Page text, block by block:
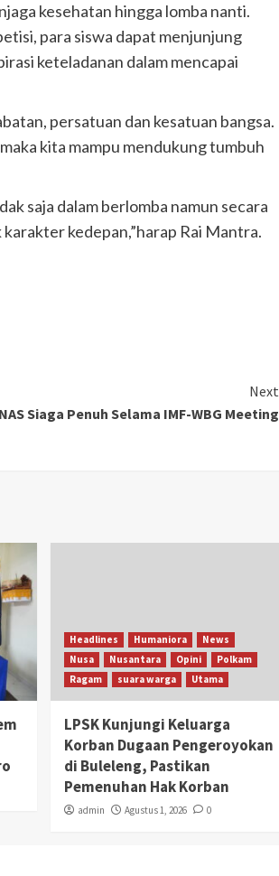
kesehatan hingga lomba nanti.
para siswa dapat menjunjung
keteladanan dalam mencapai
persatuan dan kesatuan bangsa.
kita mampu mendukung tumbuh
saja dalam berlomba namun secara
kedepan,”harap Rai Mantra.
Next
Siaga Penuh Selama IMF-WBG Meeting
Headlines Humaniora
News
Nusa
Nusantara Opini
Polkam
Ragam
suara warga Utama
LPSK Kunjungi Keluarga
Korban Dugaan Pengeroyokan
di Buleleng, Pastikan
Pemenuhan Hak Korban
admin Agustus 1, 2026 0